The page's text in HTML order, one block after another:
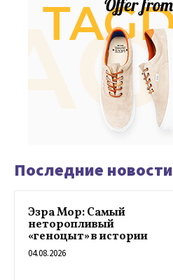
Последние новости
Эзра Мор: Самый
неторопливый
«геноцыт» в истории
04.08.2026